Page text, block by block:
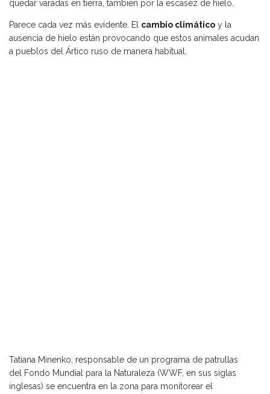
quedar varadas en tierra, también por la escasez de hielo.
Parece cada vez más evidente. El cambio climático y la
ausencia de hielo están provocando que estos animales acudan
a pueblos del Ártico ruso de manera habitual.
Tatiana Minenko, responsable de un programa de patrullas
del Fondo Mundial para la Naturaleza (WWF, en sus siglas
inglesas) se encuentra en la zona para monitorear el